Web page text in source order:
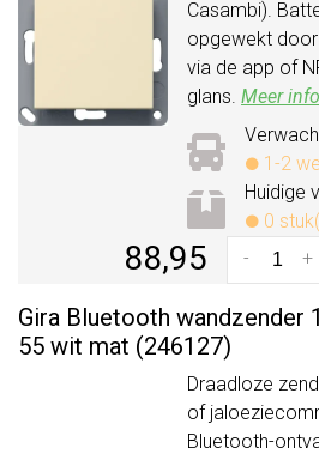
Casambi).
opgewekt
via de app of
glans. Meer
1-2
Huidige
0
88,95 +
-
Gira Bluetooth wandzender
55 wit mat (246127)
Draadloze
of
Bluetooth-